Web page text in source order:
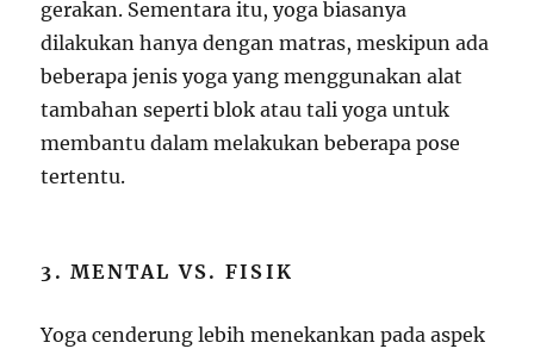
gerakan. Sementara itu, yoga biasanya
dilakukan hanya dengan matras, meskipun ada
beberapa jenis yoga yang menggunakan alat
tambahan seperti blok atau tali yoga untuk
membantu dalam melakukan beberapa pose
tertentu.
3. MENTAL VS. FISIK
Yoga cenderung lebih menekankan pada aspek